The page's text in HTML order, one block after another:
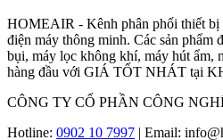
HOMEAIR - Kênh phân phối thiết
điện máy thông minh. Các sản phẩm
bụi, máy lọc không khí, máy hút ẩm,
hàng đầu với GIÁ TỐT NHÁT tại
CÔNG TY CỔ PHẦN CÔNG
Hotline: 0902 10 7997 | Email: